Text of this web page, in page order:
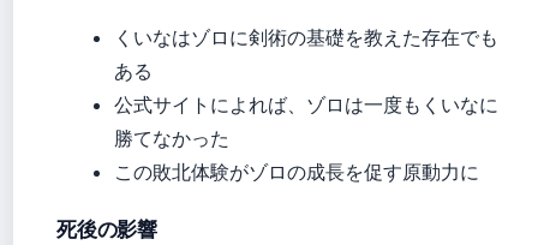
くいなはゾロに剣術の基礎を教えた存在でも
ある
公式サイトによれば、ゾロは一度もくいなに
勝てなかった
この敗北体験がゾロの成長を促す原動力に
死後の影響